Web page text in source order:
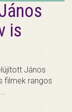
is
János
filmek rangos